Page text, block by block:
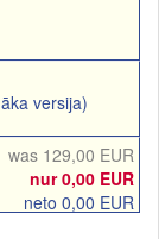
versija)
was 129,00 EUR
nur 0,00 EUR
neto 0,00 EUR